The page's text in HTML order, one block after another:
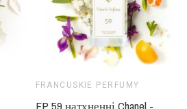
FRANCUSKIE PERFUMY